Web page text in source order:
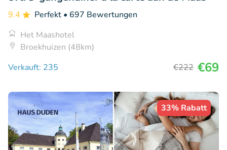
9.4 Perfekt • 697 Bewertungen
Het Maashotel
Broekhuizen (48km)
Verkauft: 235
€222 €69
33% Rabatt